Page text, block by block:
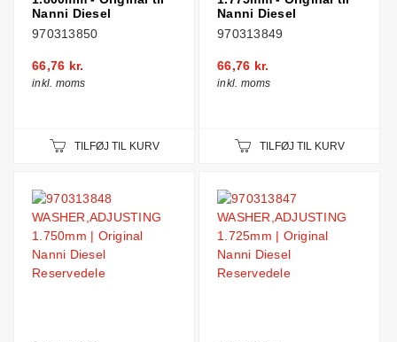
Nanni Diesel
970313850
66,76 kr.
inkl. moms
TILFØJ TIL KURV
Nanni Diesel
970313849
66,76 kr.
inkl. moms
TILFØJ TIL KURV